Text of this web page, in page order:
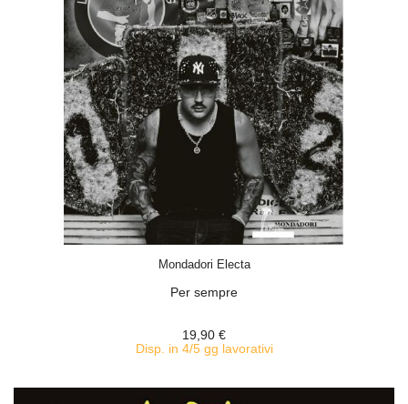
Mondadori Electa
Per sempre
19,90 €
Disp. in 4/5 gg lavorativi